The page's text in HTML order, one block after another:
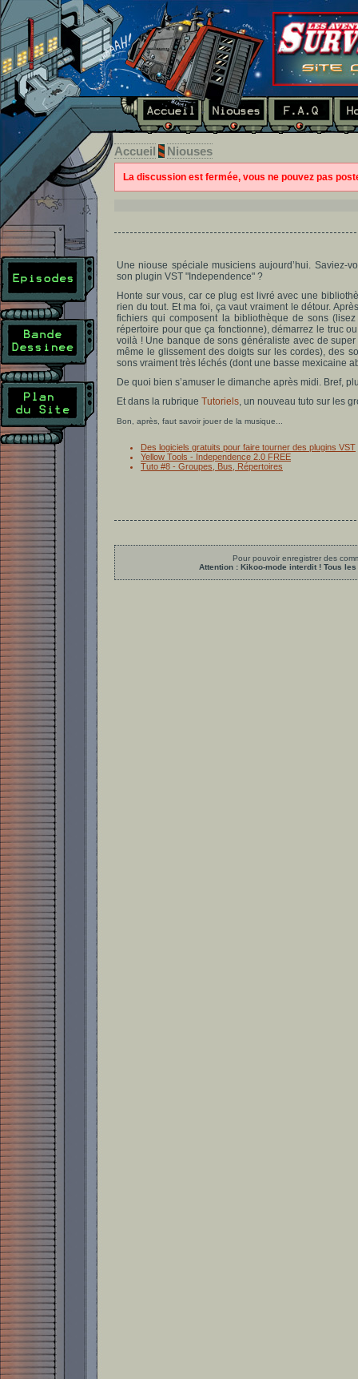
Accueil Niouses
La discussion est fermée, vous ne pouvez pas
Une niouse spéciale musiciens aujourd’hui. Saviez-
son plugin VST "Independence" ?
Honte sur vous, car ce plug est livré avec une
rien du tout. Et ma foi, ça vaut vraiment le détour.
fichiers qui composent la bibliothèque de sons
répertoire pour que ça fonctionne), démarrez le truc
voilà ! Une banque de sons généraliste avec de
même le glissement des doigts sur les cordes), des
sons vraiment très léchés (dont une basse mexicaine
De quoi bien s’amuser le dimanche après midi. Bref,
Et dans la rubrique Tutoriels, un nouveau tuto sur les
Bon, après, faut savoir jouer de la musique...
Des logiciels gratuits pour faire tourner des plugins VST
Yellow Tools - Independence 2.0 FREE
Tuto #8 - Groupes, Bus, Répertoires
Pour pouvoir enregistrer des
Attention : Kikoo-mode interdit ! Tous